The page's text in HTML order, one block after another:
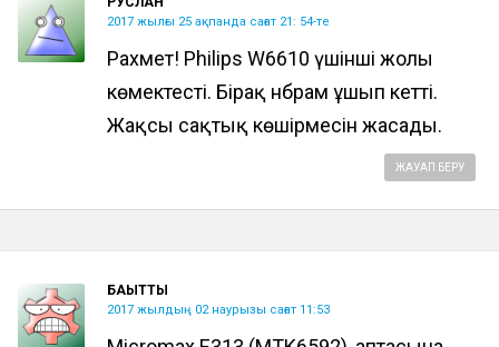
2017 жылғы 25 ақпанда сағат 21: 54-те
Рахмет! Philips W6610 үшінші жолы
көмектесті. Бірақ нбрам ұшып кетті.
Жақсы сақтық көшірмесін жасады.
ЖАУАП БЕРУ
БАҚЫТТЫ
2017 жылдың 02 наурызы сағат 11:53